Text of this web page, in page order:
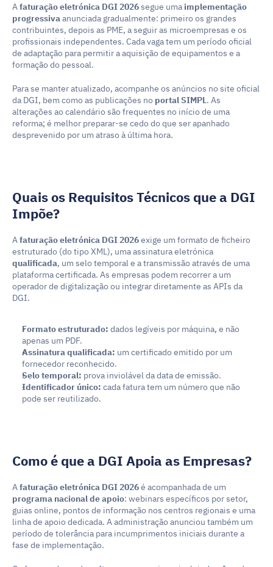
A faturação eletrónica DGI 2026 segue uma implementação
progressiva anunciada gradualmente: primeiro os grandes
contribuintes, depois as PME, a seguir as microempresas e os
profissionais independentes. Cada vaga tem um período oficial
de adaptação para permitir a aquisição de equipamentos e a
formação do pessoal.
Para se manter atualizado, acompanhe os anúncios no site oficial
da DGI, bem como as publicações no portal SIMPL. As
alterações ao calendário são frequentes no início de uma
reforma; é melhor preparar-se cedo do que ser apanhado
desprevenido por um atraso à última hora.
Quais os Requisitos Técnicos que a DGI
Impõe?
A faturação eletrónica DGI 2026 exige um formato de ficheiro
qualificada, um selo temporal e a transmissão através de uma
plataforma certificada. As empresas podem recorrer a um
operador de digitalização ou integrar diretamente as APIs da
DGI.
Formato estruturado: dados legíveis por máquina, e não
apenas um PDF.
Assinatura qualificada: um certificado emitido por um
fornecedor reconhecido.
Selo temporal: prova inviolável da data de emissão.
Identificador único: cada fatura tem um número que não
pode ser reutilizado.
Como é que a DGI Apoia as Empresas?
A faturação eletrónica DGI 2026
programa nacional de apoio: webinars específicos por setor,
guias online, pontos de informação nos centros regionais e uma
linha de apoio dedicada. A administração anunciou também um
período de tolerância para incumprimentos iniciais durante a
fase de implementação.